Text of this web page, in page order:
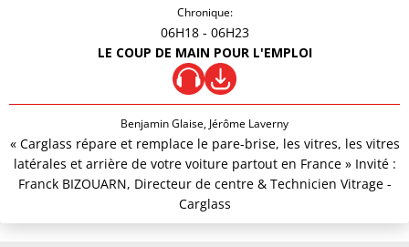
Chronique:
06H18 - 06H23
LE COUP DE MAIN POUR L'EMPLOI
Benjamin Glaise, Jérôme Laverny
« Carglass répare et remplace le pare-brise, les vitres, les vitres
latérales et arrière de votre voiture partout en France » Invité :
Franck BIZOUARN, Directeur de centre & Technicien Vitrage -
Carglass